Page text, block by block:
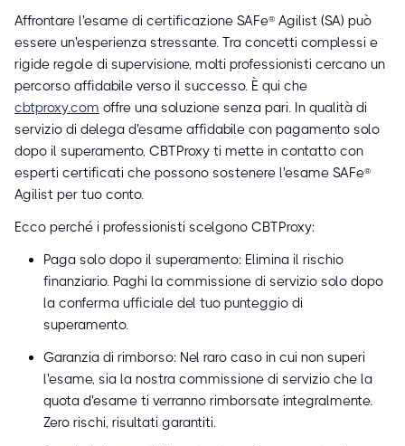
Affrontare l'esame di certificazione SAFe® Agilist (SA) può
essere un'esperienza stressante. Tra concetti complessi e
rigide regole di supervisione, molti professionisti cercano un
percorso affidabile verso il successo. È qui che
cbtproxy.com offre una soluzione senza pari. In qualità di
servizio di delega d'esame affidabile con pagamento solo
dopo il superamento, CBTProxy ti mette in contatto con
esperti certificati che possono sostenere l'esame SAFe®
Agilist per tuo conto.
Ecco perché i professionisti scelgono CBTProxy:
Paga solo dopo il superamento: Elimina il rischio
finanziario. Paghi la commissione di servizio solo dopo
la conferma ufficiale del tuo punteggio di
superamento.
Garanzia di rimborso: Nel raro caso in cui non superi
l'esame, sia la nostra commissione di servizio che la
quota d'esame ti verranno rimborsate integralmente.
Zero rischi, risultati garantiti.